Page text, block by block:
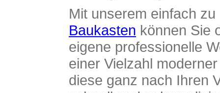
Mit unserem einfach
Baukasten können Sie
eigene professionelle
einer Vielzahl
diese ganz nach Ihren